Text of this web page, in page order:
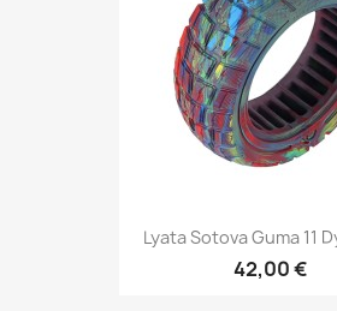
Lyata Sotova Guma 11
42,00 €